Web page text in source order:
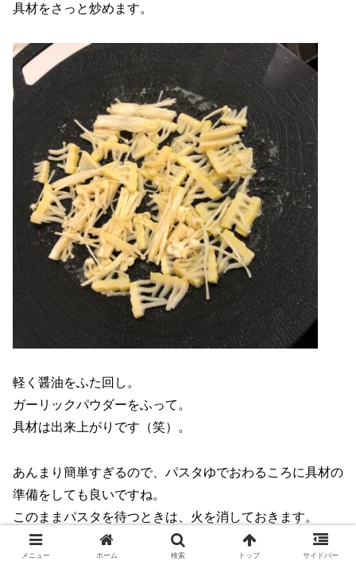
具材をさっと炒めます。
軽く醤油をふた回し。
ガーリックパウダーをふって。
具材は出来上がりです（笑）。
あんまり簡単すぎるので、パスタゆでおわるころに具材の
準備をしても良いですね。
このままパスタを待つときは、火を消しておきます。
メニュー ホーム 検索 トップ サイドバー